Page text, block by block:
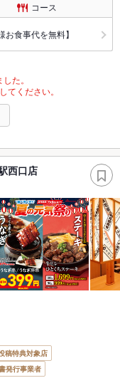
コース
食事代を無料】
た。
てください。
西口店
稿特典対象店
発行事業者